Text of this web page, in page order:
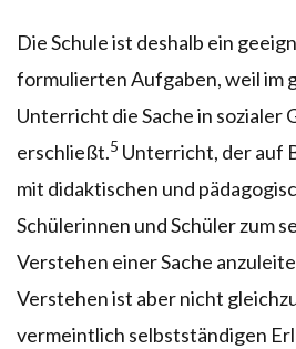
Die Schule ist deshalb ein
formulierten Aufgaben, weil im
Unterricht die Sache in sozialer
erschließt.5 Unterricht, der auf
mit didaktischen und
Schülerinnen und Schüler zum
Verstehen einer Sache
Verstehen ist aber nicht
vermeintlich selbstständigen